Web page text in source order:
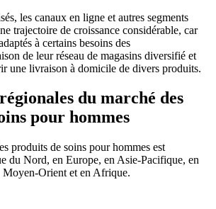
les canaux en ligne et autres segments
trajectoire de croissance considérable, car
à certains besoins des
de leur réseau de magasins diversifié et
une livraison à domicile de divers produits.
du marché des
pour hommes
produits de soins pour hommes est
du Nord, en Europe, en Asie-Pacifique, en
Orient et en Afrique.